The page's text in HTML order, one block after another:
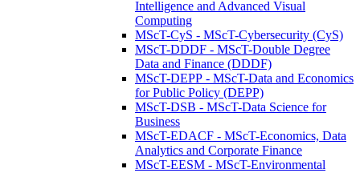
Intelligence and Advanced Visual
Computing
MScT-CyS - MScT-Cybersecurity (CyS)
MScT-DDDF - MScT-Double Degree
Data and Finance (DDDF)
MScT-DEPP - MScT-Data and Economics
for Public Policy (DEPP)
MScT-DSB - MScT-Data Science for
Business
MScT-EDACF - MScT-Economics, Data
Analytics and Corporate Finance
MScT-EESM - MScT-Environmental